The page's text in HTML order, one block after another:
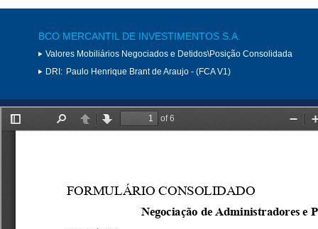
BCO MERCANTIL DE INVESTIMENTOS S.A.
Valores Mobiliários Negociados e Detidos\Posição Consolidada
DRI: Paulo Henrique Brant de Araujo - (FCA V1)